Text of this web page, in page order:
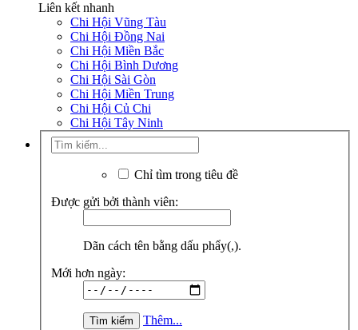
Liên kết nhanh
Chi Hội Vũng Tàu
Chi Hội Đồng Nai
Chi Hội Miền Bắc
Chi Hội Bình Dương
Chi Hội Sài Gòn
Chi Hội Miền Trung
Chi Hội Củ Chi
Chi Hội Tây Ninh
Chỉ tìm trong tiêu đề
Được gửi bởi thành viên:
Dãn cách tên bằng dấu phẩy(,).
Mới hơn ngày:
Thêm...